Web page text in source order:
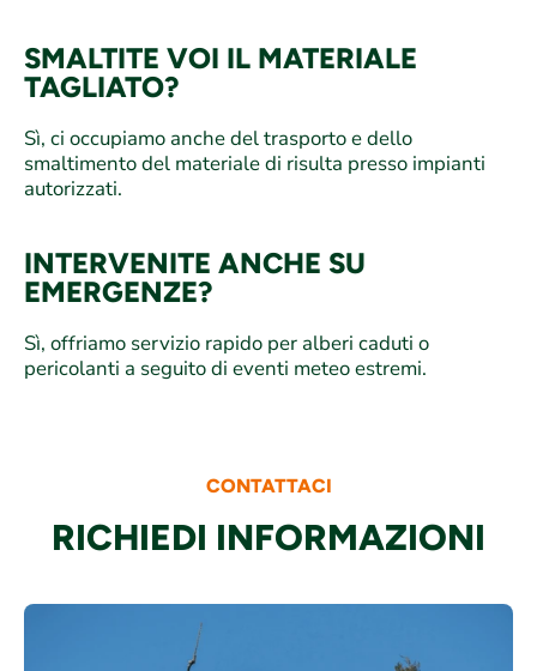
SMALTITE VOI IL MATERIALE
TAGLIATO?
Sì, ci occupiamo anche del trasporto e dello
smaltimento del materiale di risulta presso impianti
autorizzati.
INTERVENITE ANCHE SU
EMERGENZE?
Sì, offriamo servizio rapido per alberi caduti o
pericolanti a seguito di eventi meteo estremi.
CONTATTACI
RICHIEDI INFORMAZIONI